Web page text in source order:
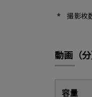
撮影枚
動画（
容量